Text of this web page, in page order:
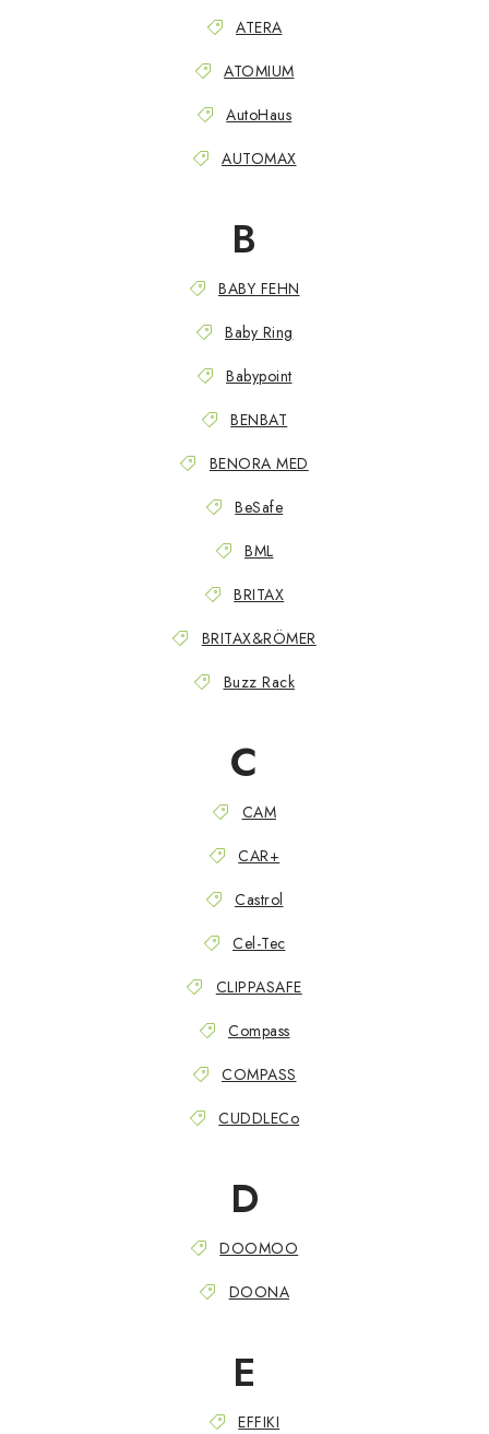
BOXY NA TAŽNÁ ZAŘÍZENÍ
Doprava a platba
Napište nám
Reklamace
ATERA
ATOMIUM
AutoHaus
AUTOMAX
B
BABY FEHN
Baby Ring
Babypoint
BENBAT
BENORA MED
BeSafe
BML
BRITAX
BRITAX&RÖMER
Buzz Rack
C
CAM
CAR+
Castrol
Cel-Tec
CLIPPASAFE
Compass
COMPASS
CUDDLECo
D
DOOMOO
DOONA
E
EFFIKI